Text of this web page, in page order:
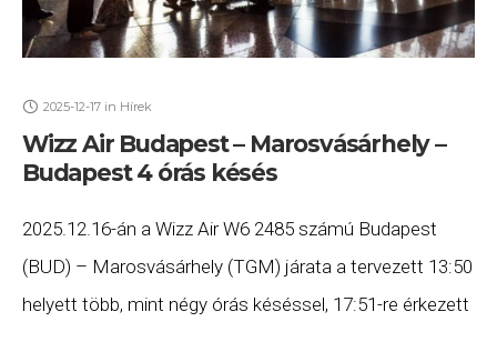
2025-12-17 in Hírek
Wizz Air Budapest – Marosvásárhely –
Budapest 4 órás késés
2025.12.16-án a Wizz Air W6 2485 számú Budapest
(BUD) – Marosvásárhely (TGM) járata a tervezett 13:50
helyett több, mint négy órás késéssel, 17:51-re érkezett